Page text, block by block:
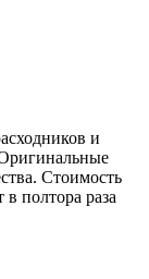
и
Стоимость
в полтора раза